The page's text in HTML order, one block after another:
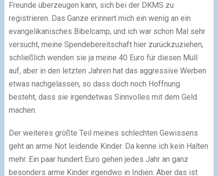
Freunde überzeugen kann, sich bei der DKMS zu
registrieren. Das Ganze erinnert mich ein wenig an ein
evangelikanisches Bibelcamp, und ich war schon Mal sehr
versucht, meine Spendebereitschaft hier zurückzuziehen,
schließlich wenden sie ja meine 40 Euro für diesen Müll
auf, aber in den letzten Jahren hat das aggressive Werben
etwas nachgelassen, so dass doch noch Hoffnung
besteht, dass sie irgendetwas Sinnvolles mit dem Geld
machen.
Der weiteres größte Teil meines schlechten Gewissens
geht an arme Not leidende Kinder. Da kenne ich kein Halten
mehr. Ein paar hundert Euro gehen jedes Jahr an ganz
besonders arme Kinder irgendwo in Indien. Aber das ist